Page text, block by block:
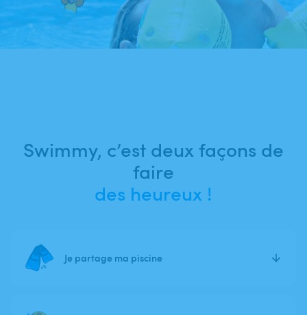
Swimmy, c’est deux façons de
faire
des heureux !
Je partage ma piscine